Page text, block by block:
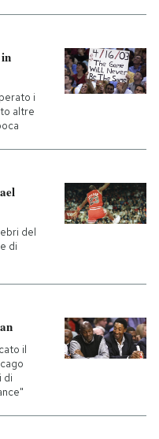
Media
Altrecose
Mondiali calcio 2026
i
altre
del
di
il
di